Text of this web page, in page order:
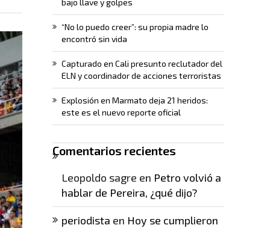
bajo llave y golpes
“No lo puedo creer”: su propia madre lo
encontró sin vida
Capturado en Cali presunto reclutador del
ELN y coordinador de acciones terroristas
Explosión en Marmato deja 21 heridos:
este es el nuevo reporte oficial
Comentarios recientes
Leopoldo sagre en Petro volvió a
hablar de Pereira, ¿qué dijo?
periodista en Hoy se cumplieron